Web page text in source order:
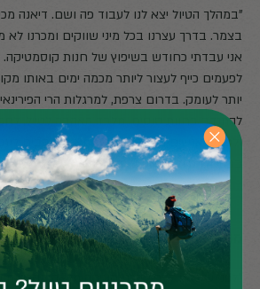
"במהלך הטיול יצא לנו לעבוד פה ושם. דיאנה
בצמר. בדרך עצרנו בכל מיני שווקים ומכרנו
אני עבדתי כחודש בשיפוץ של חנות
לפעמים כייף לעצור ליותר מכמה ימים באותו
יותר לעומק. בדרום צרפת, למרגלות הרי
להתנדב בחוות סוסים. מלבד האהבה לטייל,
ולפגוש אנשים מעניינים, שנינו מאוד אוהבים
במהלך הטיול מצאנו עצמנו מתגעגעים לזה".
מה הפלייליסט שמלווה אתכם בדרכים?
"לפני שיצאנו לדרך, הכנו קופסה מלאה בקלטות